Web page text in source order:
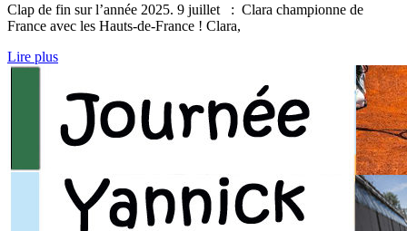
Clap de fin sur l’année 2025. 9 juillet : Clara championne de
France avec les Hauts-de-France ! Clara,
Lire plus